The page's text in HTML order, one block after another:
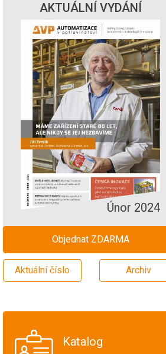
AKTUÁLNÍ VYDÁNÍ
Únor 2024
Objednat ZDARMA
Aktuální číslo Archiv
Katalog